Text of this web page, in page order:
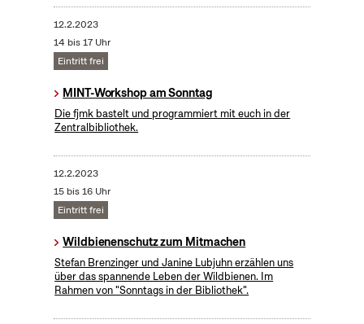
12.2.2023
14 bis 17 Uhr
Eintritt frei
MINT-Workshop am Sonntag
Die fjmk bastelt und programmiert mit euch in der
Zentralbibliothek.
12.2.2023
15 bis 16 Uhr
Eintritt frei
Wildbienenschutz zum Mitmachen
Stefan Brenzinger und Janine Lubjuhn erzählen uns
über das spannende Leben der Wildbienen. Im
Rahmen von "Sonntags in der Bibliothek".